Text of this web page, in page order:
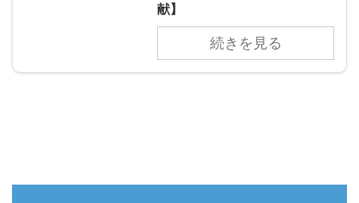
献】
続きを見る